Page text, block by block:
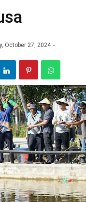
October 27, 2024